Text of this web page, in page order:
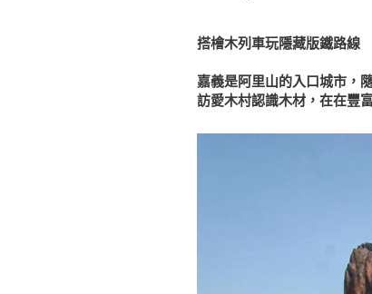
搭檜木列車玩隱藏版鐵路線
嘉義是阿里山的入口城市，
訪愛木村認識木材，在在豐